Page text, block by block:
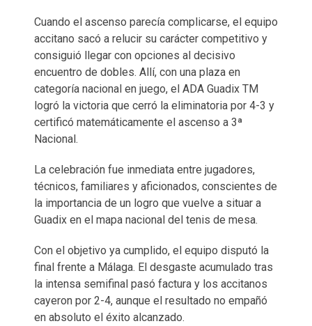
Cuando el ascenso parecía complicarse, el equipo
accitano sacó a relucir su carácter competitivo y
consiguió llegar con opciones al decisivo
encuentro de dobles. Allí, con una plaza en
categoría nacional en juego, el ADA Guadix TM
logró la victoria que cerró la eliminatoria por 4-3 y
certificó matemáticamente el ascenso a 3ª
Nacional.
La celebración fue inmediata entre jugadores,
técnicos, familiares y aficionados, conscientes de
la importancia de un logro que vuelve a situar a
Guadix en el mapa nacional del tenis de mesa.
Con el objetivo ya cumplido, el equipo disputó la
final frente a Málaga. El desgaste acumulado tras
la intensa semifinal pasó factura y los accitanos
cayeron por 2-4, aunque el resultado no empañó
en absoluto el éxito alcanzado.